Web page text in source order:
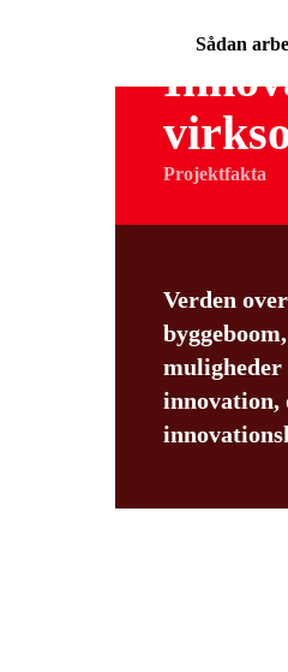
Sådan
Projektfakta
Verden
muligheder
innovation,